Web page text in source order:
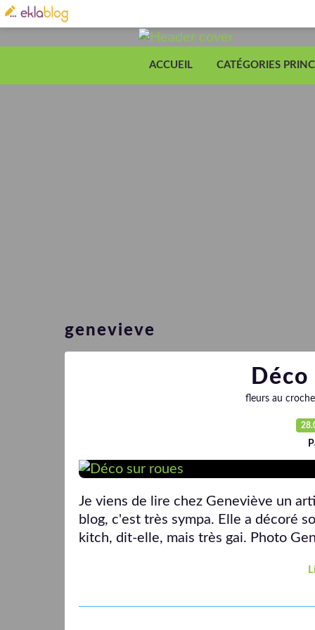
ACCUEIL CATÉGORIES
genevieve
fleurs au
Je viens de lire chez Geneviève un
blog, c'est très sympa. Elle a décoré
kitch, dit-elle, mais très gai. Photo